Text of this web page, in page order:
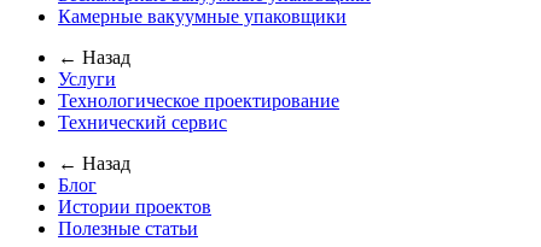
Камерные вакуумные упаковщики
← Назад
Услуги
Технологическое проектирование
Технический сервис
← Назад
Блог
Истории проектов
Полезные статьи